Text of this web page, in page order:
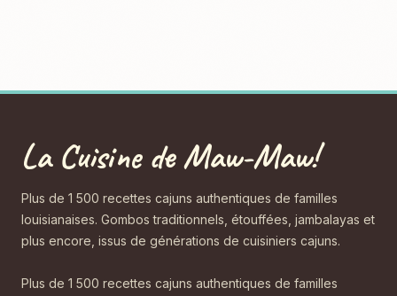
La Cuisine de Maw-Maw!
Plus de 1 500 recettes cajuns authentiques de familles
louisianaises. Gombos traditionnels, étouffées, jambalayas et
plus encore, issus de générations de cuisiniers cajuns.
Plus de 1 500 recettes cajuns authentiques de familles